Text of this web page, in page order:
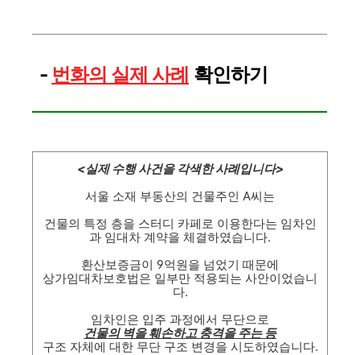
- 번화의 실제 사례 확인하기
<실제 수행 사건을 각색한 사례입니다>
서울 소재 부동산의 건물주인 A씨는
건물의 특정 층을 스터디 카페로 이용한다는 임차인
과 임대차 계약을 체결하였습니다.
환산보증금이 9억원을 넘었기 때문에
상가임대차보호법은 일부만 적용되는 사안이었습니
다.
임차인은 입주 과정에서 무단으로
건물의 벽을 훼손하고 충격을 주는 등
구조 자체에 대한 무단 구조 변경을 시도하였습니다.